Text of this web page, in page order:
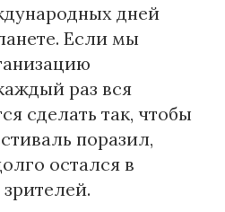
дней
Если мы
раз вся
сделать так, чтобы
поразил,
остался в